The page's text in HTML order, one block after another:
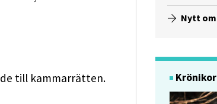
till kammarrätten.
Nytt
Krönikor